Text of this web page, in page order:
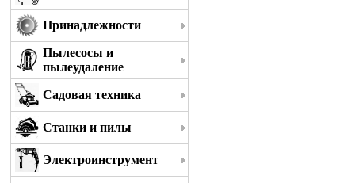
Принадлежности
Пылесосы и
пылеудаление
Садовая техника
Станки и пилы
Электроинструмент